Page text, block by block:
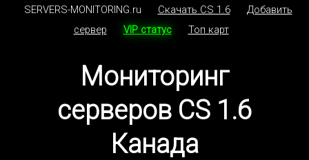
SERVERS-MONITORING.ru Скачать CS 1.6
Добавить
сервер
VIP статус Топ карт
Мониторинг
серверов CS 1.6
Канада